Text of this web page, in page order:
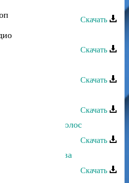
Скачать
Скачать
Скачать
глазах
Скачать
золоте твоих волос
Скачать
Хачилаева
Скачать